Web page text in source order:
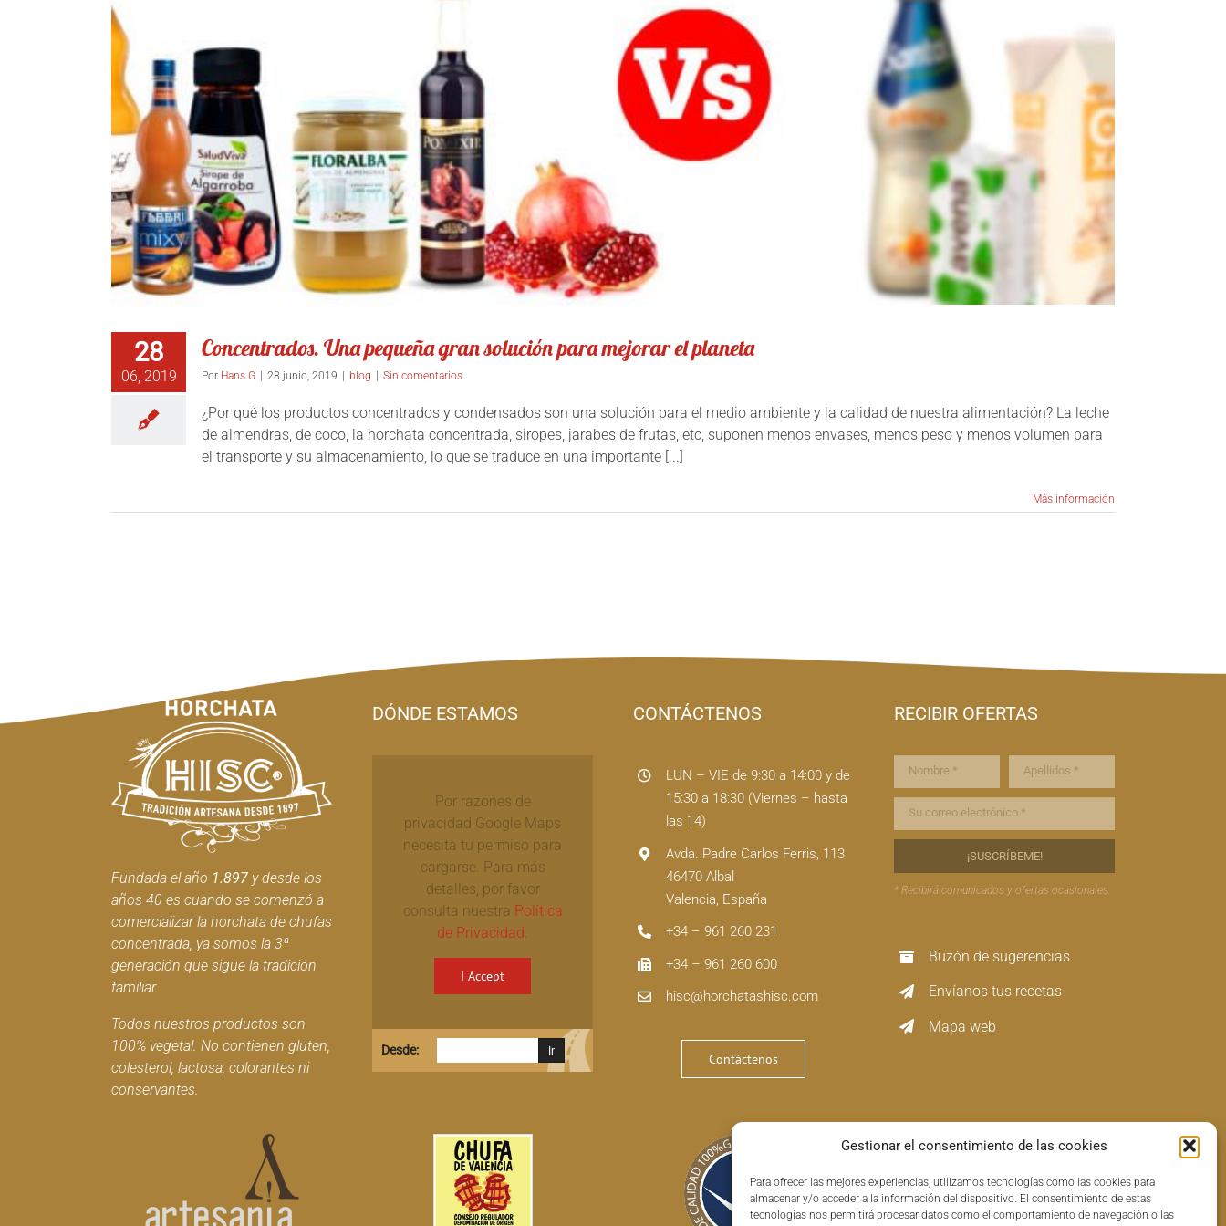
Gestionar el consentimiento de las cookies
Para ofrecer las mejores experiencias, utilizamos tecnologías como las cookies para
almacenar y/o acceder a la información del dispositivo. El consentimiento de estas
tecnologías nos permitirá procesar datos como el comportamiento de navegación o las
28
06, 2019
Concentrados. Una pequeña gran solución para mejorar el planeta
Por Hans G 28 junio, 2019 blog Sin comentarios
¿Por qué los productos concentrados y condensados son una solución para el medio ambiente y la calidad de nuestra alimentación? La leche
de almendras, de coco, la horchata concentrada, siropes, jarabes de frutas, etc, suponen menos envases, menos peso y menos volumen para
el transporte y su almacenamiento, lo que se traduce en una importante [...]
Más información
Fundada el año 1.897y desde los
años 40 es cuando se comenzó a
comercializar la horchata de chufas
concentrada, ya somos la 3ª
generación que sigue la tradición
familiar.
Todos nuestros productos son
100% vegetal. No contienen gluten,
colesterol, lactosa, colorantes ni
conservantes.
DÓNDE ESTAMOS
Por razones de
privacidad Google Maps
necesita tu permiso para
cargarse. Para más
detalles, por favor
consulta nuestra Política
de Privacidad
I Accept
Desde:
CONTÁCTENOS
LUN – VIE de 9:30 a 14:00 y de
15:30 a 18:30 (Viernes – hasta
las 14)
Avda. Padre Carlos Ferris, 113
46470 Albal
Valencia, España
+34 – 961 260 231
+34 – 961 260 600
hisc@horchatashisc.com
Contáctenos
RECIBIR OFERTAS
* Recibirá comunicados y ofertas ocasionales.
Buzón de sugerencias
Envíanos tus recetas
Mapa web